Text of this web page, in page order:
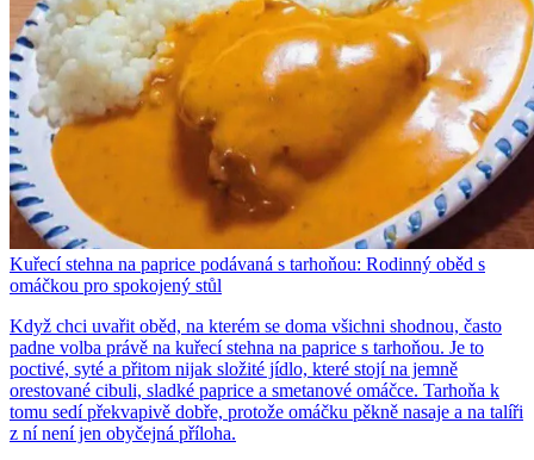
Kuřecí stehna na paprice podávaná s tarhoňou: Rodinný oběd s
omáčkou pro spokojený stůl
Když chci uvařit oběd, na kterém se doma všichni shodnou, často
padne volba právě na kuřecí stehna na paprice s tarhoňou. Je to
poctivé, syté a přitom nijak složité jídlo, které stojí na jemně
orestované cibuli, sladké paprice a smetanové omáčce. Tarhoňa k
tomu sedí překvapivě dobře, protože omáčku pěkně nasaje a na talíři
z ní není jen obyčejná příloha.